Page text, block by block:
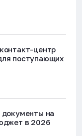
центр
поступающих
документы на
в 2026